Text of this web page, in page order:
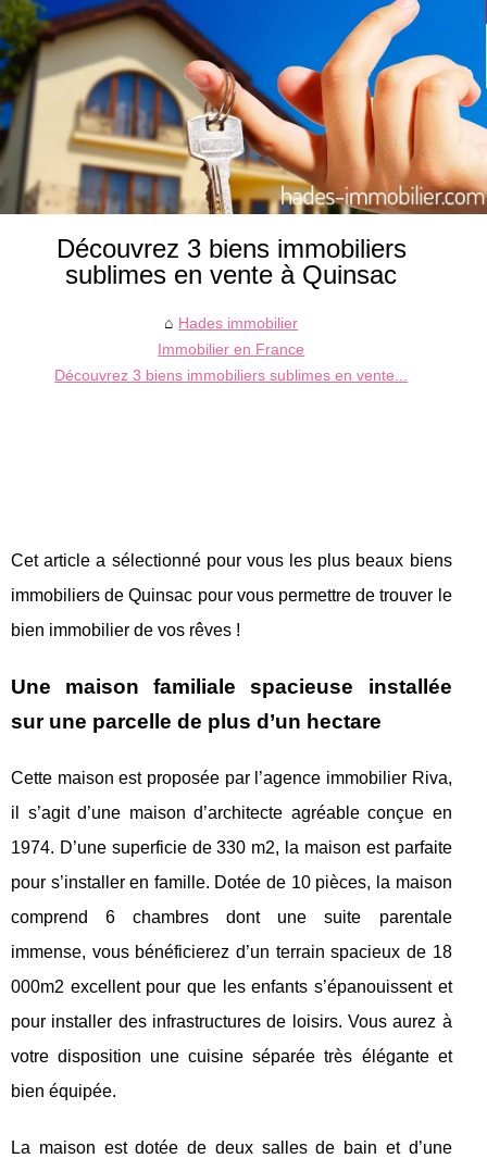
Découvrez 3 biens immobiliers
sublimes en vente à Quinsac
Hades immobilier
Immobilier en France
Découvrez 3 biens immobiliers sublimes en vente...
Cet article a sélectionné pour vous les plus beaux biens
immobiliers de Quinsac pour vous permettre de trouver le
bien immobilier de vos rêves !
Une maison familiale spacieuse installée
sur une parcelle de plus d’un hectare
Cette maison est proposée par l’agence immobilier Riva,
il s’agit d’une maison d’architecte agréable conçue en
1974. D’une superficie de 330 m2, la maison est parfaite
pour s’installer en famille. Dotée de 10 pièces, la maison
comprend 6 chambres dont une suite parentale
immense, vous bénéficierez d’un terrain spacieux de 18
000m2 excellent pour que les enfants s’épanouissent et
pour installer des infrastructures de loisirs. Vous aurez à
votre disposition une cuisine séparée très élégante et
bien équipée.
La maison est dotée de deux salles de bain et d’une